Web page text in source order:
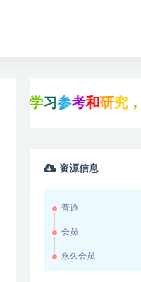
考和研究，也可能
资源信息
普通
会员
永久会员